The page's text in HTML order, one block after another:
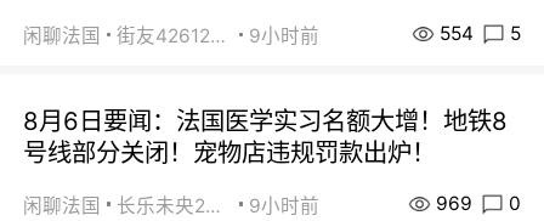
闲聊法国 街友42612092 9小时前 554 5
8月6日要闻：法国医学实习名额大增！地铁8
号线部分关闭！宠物店违规罚款出炉！
闲聊法国 长乐未央2015 9小时前 969 0